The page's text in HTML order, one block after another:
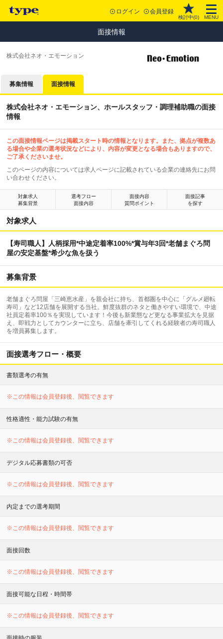
ログイン 会員登録
検討中(0) MENU
面接情報
株式会社ネオ・エモーション
募集情報 面接情報
株式会社ネオ・エモーション、ホールスタッフ・調理補助職の面接
情報
この面接情報ページは掲載スタート時の情報となります。また、拠点が複数あ
る場合や企業の選考状況などにより、内容が変更となる場合もありますので、
ご了承くださいませ。
このページの内容については求人ページに記載されている企業の連絡先にお問
い合わせください。
対象求人
募集背景
選考フロー
面接内容
面接内容
質問ポイント
面接記事
を探す
対象求人
【寿司職人】人柄採用*中途定着率100%*賞与年3回*老舗まぐろ問
屋の安定基盤*希少な魚を扱う
募集背景
老舗まぐろ問屋「三崎恵水産」を親会社に持ち、首都圏を中心に「グルメ廻転
寿司」など12店舗を展開する当社。鮮度抜群のネタと働きやすい環境で、中途
社員定着率100％を実現しています！今後も新業態など更なる事業拡大を見据
え、即戦力としてカウンターに立ち、店舗を牽引してくれる経験者の寿司職人
を増員募集します。
面接選考フロー・概要
書類選考の有無
※この情報は会員登録後、閲覧できます
性格適性・能力試験の有無
※この情報は会員登録後、閲覧できます
デジタル応募書類の可否
※この情報は会員登録後、閲覧できます
内定までの選考期間
※この情報は会員登録後、閲覧できます
面接回数
※この情報は会員登録後、閲覧できます
面接可能な日程・時間帯
※この情報は会員登録後、閲覧できます